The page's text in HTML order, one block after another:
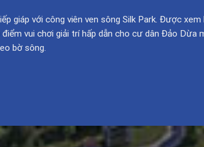
giáp với công viên ven sông Silk Park. Được
vui chơi giải trí hấp dẫn cho cư dân Đảo Dừa
bờ sông.